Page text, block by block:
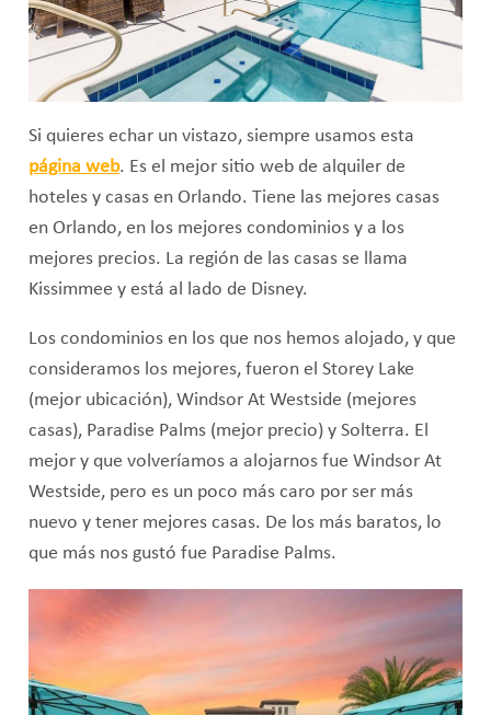
Si quieres echar un vistazo, siempre usamos esta
página web. Es el mejor sitio web de alquiler de
hoteles y casas en Orlando. Tiene las mejores casas
en Orlando, en los mejores condominios y a los
mejores precios. La región de las casas se llama
Kissimmee y está al lado de Disney.
Los condominios en los que nos hemos alojado, y que
consideramos los mejores, fueron el Storey Lake
(mejor ubicación), Windsor At Westside (mejores
casas), Paradise Palms (mejor precio) y Solterra. El
mejor y que volveríamos a alojarnos fue Windsor At
Westside, pero es un poco más caro por ser más
nuevo y tener mejores casas. De los más baratos, lo
que más nos gustó fue Paradise Palms.